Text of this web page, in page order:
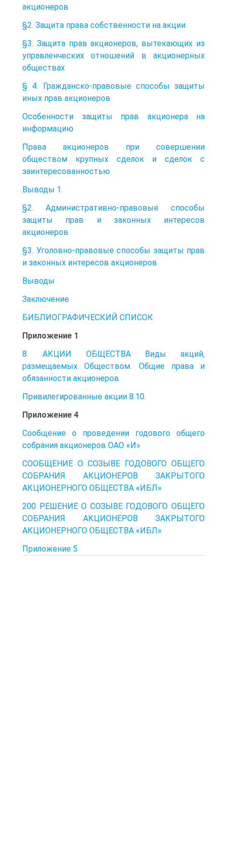
акционеров
§2. Защита права собственности на акции
§3. Защита прав акционеров, вытекающих из
управленческих отношений в акционерных
обществах
§ 4. Гражданско-правовые способы защиты
иных прав акционеров
Особенности защиты прав акционера на
информацию
Права акционеров при совершении
обществом крупных сделок и сделок с
заинтересованностью
Выводы 1.
§2. Административно-правовые способы
защиты прав и законных интересов
акционеров
§3. Уголовно-правовые способы защиты прав
и законных интересов акционеров
Выводы
Заключение
БИБЛИОГРАФИЧЕСКИЙ СПИСОК
Приложение 1
8. АКЦИИ ОБЩЕСТВА Виды акций,
размещаемых Обществом. Общие права и
обязанности акционеров
Привилегированные акции 8.10.
Приложение 4
Сообщение о проведении годового общего
собрания акционеров ОАО «И»
СООБЩЕНИЕ О СОЗЫВЕ ГОДОВОГО ОБЩЕГО
СОБРАНИЯ АКЦИОНЕРОВ ЗАКРЫТОГО
АКЦИОНЕРНОГО ОБЩЕСТВА «ИБЛ»
200 РЕШЕНИЕ О СОЗЫВЕ ГОДОВОГО ОБЩЕГО
СОБРАНИЯ АКЦИОНЕРОВ ЗАКРЫТОГО
АКЦИОНЕРНОГО ОБЩЕСТВА «ИБЛ»
Приложение 5